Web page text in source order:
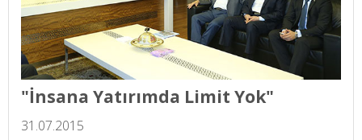
"İnsana Yatırımda Limit Yok"
31.07.2015